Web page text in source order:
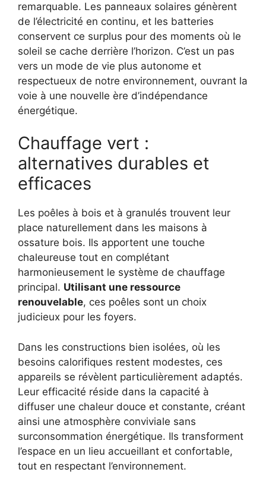
remarquable. Les panneaux solaires génèrent
de l’électricité en continu, et les batteries
conservent ce surplus pour des moments où le
soleil se cache derrière l’horizon. C’est un pas
vers un mode de vie plus autonome et
respectueux de notre environnement, ouvrant la
voie à une nouvelle ère d’indépendance
énergétique.
Chauffage vert :
alternatives durables et
efficaces
Les poêles à bois et à granulés trouvent leur
place naturellement dans les maisons à
ossature bois. Ils apportent une touche
chaleureuse tout en complétant
harmonieusement le système de chauffage
principal. Utilisant une ressource
renouvelable, ces poêles sont un choix
judicieux pour les foyers.
Dans les constructions bien isolées, où les
besoins calorifiques restent modestes, ces
appareils se révèlent particulièrement adaptés.
Leur efficacité réside dans la capacité à
diffuser une chaleur douce et constante, créant
ainsi une atmosphère conviviale sans
surconsommation énergétique. Ils transforment
l’espace en un lieu accueillant et confortable,
tout en respectant l’environnement.